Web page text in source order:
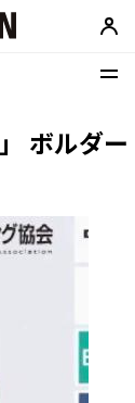
ボルダー